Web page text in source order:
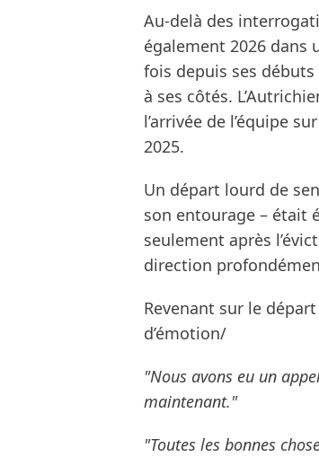
Au-delà des
également 2026 dans
fois depuis ses
à ses côtés.
l’arrivée de l’équipe
2025.
Un départ lourd de
son entourage – était
seulement après
direction
Revenant sur le
d’émotion/
"Nous avons eu un
maintenant."
"Toutes les bonnes